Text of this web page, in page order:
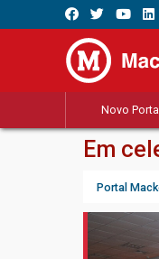
Novo
Em
Portal